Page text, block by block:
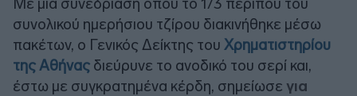
συνολικού ημερήσιου τζίρου διακινήθηκε μέσω
πακέτων, ο Γενικός Δείκτης του Χρηματιστηρίου
της Αθήνας διεύρυνε το ανοδικό του σερί και,
έστω με συγκρατημένα κέρδη, σημείωσε για